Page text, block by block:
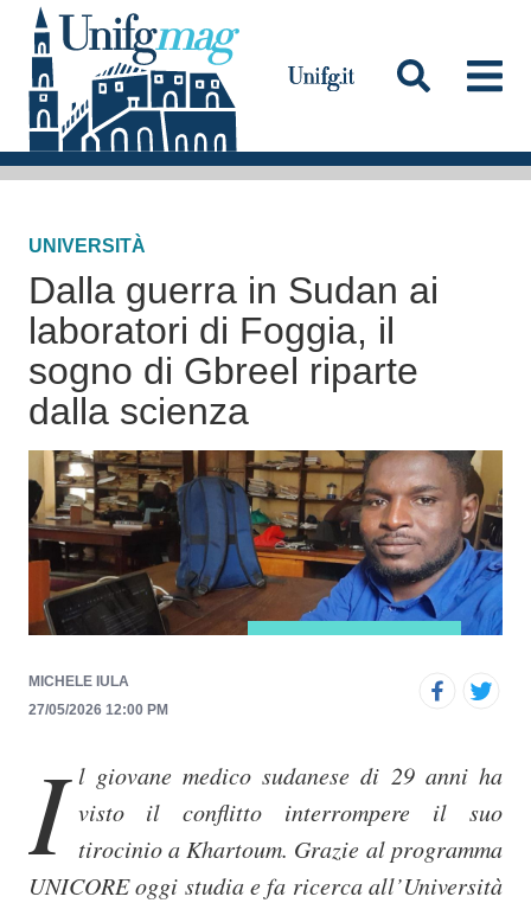
a
a
o
t
e
u
t
o
p
r
i
a
e
Testata
UNIVERSITÀ
Dalla guerra in Sudan ai
laboratori di Foggia, il
sogno di Gbreel riparte
dalla scienza
MICHELE IULA
27/05/2026 12:00 PM
I l giovane medico sudanese di 29 anni ha
visto il conflitto interrompere il suo
tirocinio a Khartoum. Grazie al programma
UNICORE oggi studia e fa ricerca all’Università